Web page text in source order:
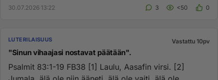
30.07.2026 13:22 3 <50 0
LUTERILAISUUS Vastattu 10pv
"Sinun vihaajasi nostavat päätään".
Psalmit 83:1-19 FB38 [1] Laulu, Aasafin virsi. [2]